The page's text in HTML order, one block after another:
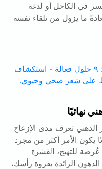
في الكاحل أو لدغة
ما يزول من تلقاء نفسه
تعرف مدى الإزعاج
يكون الأمر أكثر من مجرد
للتهيج، القشرة
الزائدة بفروة رأسك،